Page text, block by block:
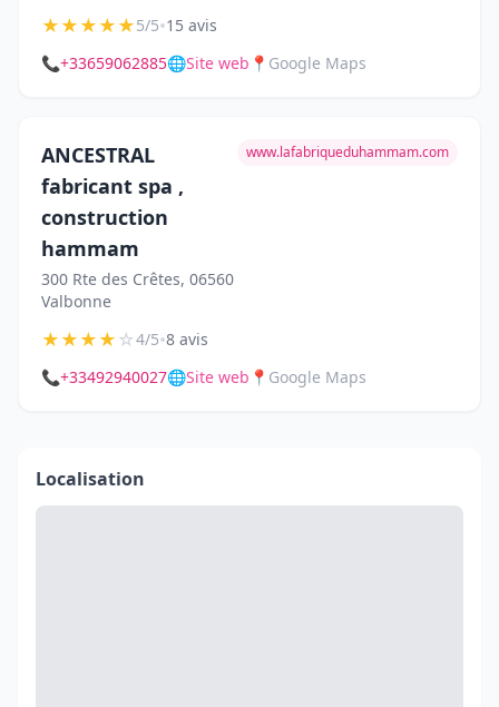
★★★★★5/5•15 avis
📞+33659062885🌐Site web 📍 Google Maps
ANCESTRAL
fabricant spa ,
construction
hammam
300 Rte des Crêtes, 06560
Valbonne
www.lafabriqueduhammam.com
★★★★☆4/5•8 avis
📞+33492940027🌐Site web 📍 Google Maps
Localisation